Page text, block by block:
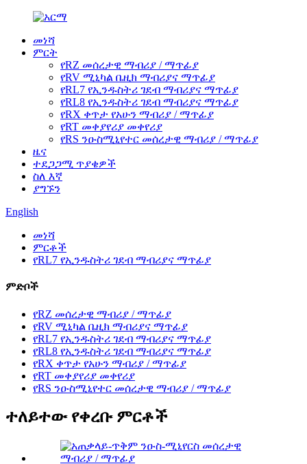
መነሻ
ምርት
የRZ መሰረታዊ ማብሪያ / ማጥፊያ
የRV ሚኒካል ቤዚክ ማብሪያና ማጥፊያ
የRL7 የኢንዱስትሪ ገደብ ማብሪያና ማጥፊያ
የRL8 የኢንዱስትሪ ገደብ ማብሪያና ማጥፊያ
የRX ቀጥታ የአሁን ማብሪያ / ማጥፊያ
የRT መቀያየሪያ መቀየሪያ
የRS ንዑስሚኒየተር መሰረታዊ ማብሪያ / ማጥፊያ
ዜና
ተደጋጋሚ ጥያቄዎች
ስለ እኛ
ያግኙን
English
መነሻ
ምርቶች
የRL7 የኢንዱስትሪ ገደብ ማብሪያና ማጥፊያ
ምድቦች
የRZ መሰረታዊ ማብሪያ / ማጥፊያ
የRV ሚኒካል ቤዚክ ማብሪያና ማጥፊያ
የRL7 የኢንዱስትሪ ገደብ ማብሪያና ማጥፊያ
የRL8 የኢንዱስትሪ ገደብ ማብሪያና ማጥፊያ
የRX ቀጥታ የአሁን ማብሪያ / ማጥፊያ
የRT መቀያየሪያ መቀየሪያ
የRS ንዑስሚኒየተር መሰረታዊ ማብሪያ / ማጥፊያ
ተለይተው የቀረቡ ምርቶች